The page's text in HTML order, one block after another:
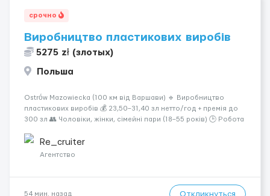
срочно
Виробництво пластикових виробів
5275 zł (злотых)
Польша
Ostrów Mazowiecka (100 км від Варшави) 🔹 Виробництво
пластикових виробів 💰 23,50–31,40 зл нетто/год + премія до
300 зл 👥 Чоловіки, жінки, сімейні пари (18–55 років) 🕒 Робота
житло — 400 зл. 📦 Обов...
Re_cruiter
Агентство
54 мин. назад Откликнуться